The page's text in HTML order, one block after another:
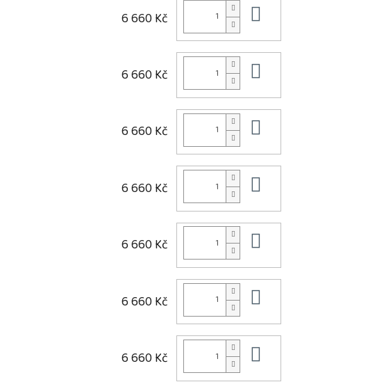
6 660 Kč
6 660 Kč
6 660 Kč
6 660 Kč
6 660 Kč
6 660 Kč
6 660 Kč